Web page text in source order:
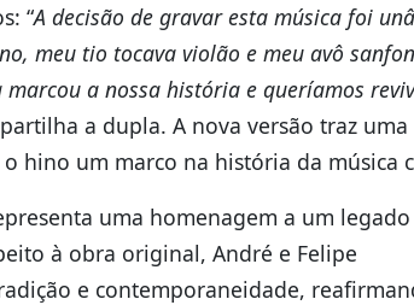
“A decisão de gravar esta música foi
meu tio tocava violão e meu avô
marcou a nossa história e queríamos
a dupla. A nova versão traz uma
hino um marco na história da música
uma homenagem a um
à obra original, André e Felipe
e contemporaneidade,